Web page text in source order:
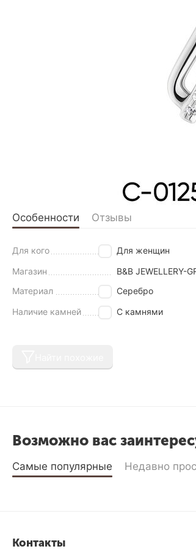
Особенности Отзывы
Для кого
Для женщин
Магазин
B&B JEWELLERY-
Материал
Серебро
Наличие камней
С камнями
Возможно вас
Самые популярные Недавно
Контакты